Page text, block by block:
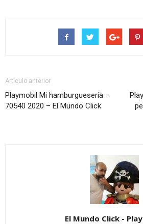
Artículo anterior
Playmobil Mi hamburguesería –
70540 2020 – El Mundo Click
El Mundo Click -